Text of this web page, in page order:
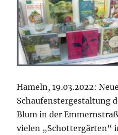
Hameln, 19.03.2022: Neue
Schaufenstergestaltung
Blum in der
vielen „Schottergärten“